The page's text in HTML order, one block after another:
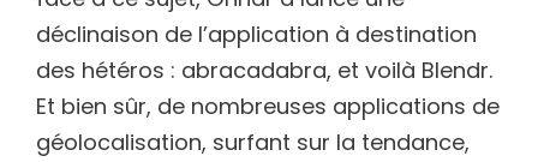
déclinaison de l’application à destination
des hétéros : abracadabra, et voilà Blendr.
Et bien sûr, de nombreuses applications de
géolocalisation, surfant sur la tendance,